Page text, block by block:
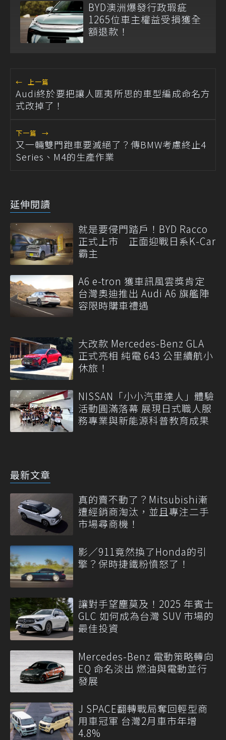
BYD澳洲爆發行政瑕疵
1265位車主權益受損獲全
額退款！
← 上一篇
Audi終於要把讓人匪夷所思的車型編成命名方
式改掉了！
下一篇 →
又一輛雙門跑車要滅絕了？傳BMW考慮終止4
Series、M4的生產作業
延伸閱讀
就是要侵門踏戶！BYD Racco
正式上市 正面迎戰日系K-Car
霸主
A6 e-tron 獲車訊風雲獎肯定
台灣奧迪推出 Audi A6 旗艦陣
容限時購車禮遇
大改款 Mercedes-Benz GLA
正式亮相 純電 643 公里續航小
休旅！
NISSAN「小小汽車達人」體驗
活動圓滿落幕 展現日式職人服
務專業與新能源科普教育成果
最新文章
真的賣不動了？Mitsubishi漸
遭經銷商淘汰，並且專注二手
市場尋商機！
影／911竟然換了Honda的引
擎？保時捷鐵粉憤怒了！
讓對手望塵莫及！2025 年賓士
GLC 如何成為台灣 SUV 市場的
最佳投資
Mercedes-Benz 電動策略轉向
EQ 命名淡出 燃油與電動並行
發展
J SPACE翻轉戰局奪回輕型商
用車冠軍 台灣2月車市年增
4.8%